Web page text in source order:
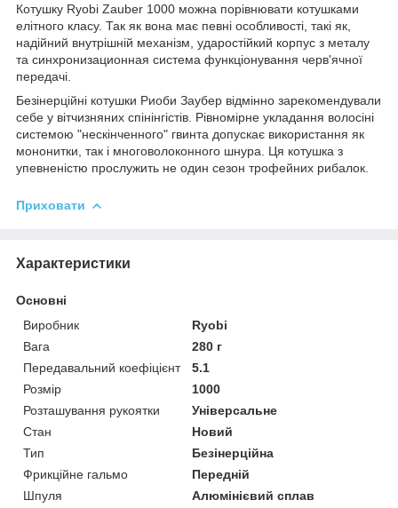
Котушку Ryobi Zauber 1000 можна порівнювати котушками
елітного класу. Так як вона має певні особливості, такі як,
надійний внутрішній механізм, ударостійкий корпус з металу
та синхронизационная система функціонування черв'ячної
передачі.
Безінерційні котушки Риоби Заубер відмінно зарекомендували
себе у вітчизняних спінінгістів. Рівномірне укладання волосіні
системою "нескінченного" гвинта допускає використання як
мононитки, так і многоволоконного шнура. Ця котушка з
упевненістю прослужить не один сезон трофейних рибалок.
Приховати
Характеристики
Основні
Виробник
Ryobi
Вага
280 г
Передавальний коефіцієнт
5.1
Розмір
1000
Розташування рукоятки
Універсальне
Стан
Новий
Тип
Безінерційна
Фрикційне гальмо
Передній
Шпуля
Алюмінієвий сплав